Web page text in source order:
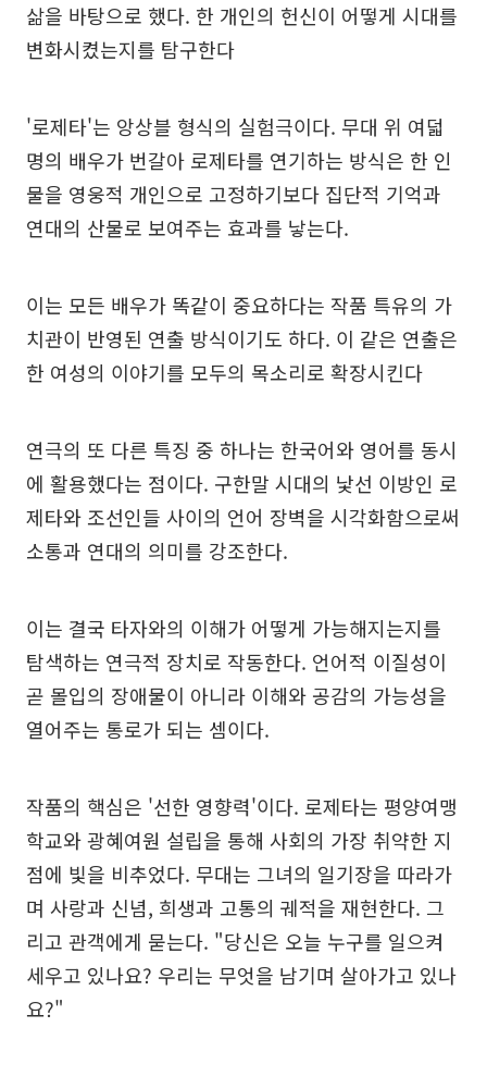
삶을 바탕으로 했다. 한 개인의 헌신이 어떻게 시대를
변화시켰는지를 탐구한다
'로제타'는 앙상블 형식의 실험극이다. 무대 위 여덟
명의 배우가 번갈아 로제타를 연기하는 방식은 한 인
물을 영웅적 개인으로 고정하기보다 집단적 기억과
연대의 산물로 보여주는 효과를 낳는다.
이는 모든 배우가 똑같이 중요하다는 작품 특유의 가
치관이 반영된 연출 방식이기도 하다. 이 같은 연출은
한 여성의 이야기를 모두의 목소리로 확장시킨다
연극의 또 다른 특징 중 하나는 한국어와 영어를 동시
에 활용했다는 점이다. 구한말 시대의 낯선 이방인 로
제타와 조선인들 사이의 언어 장벽을 시각화함으로써
소통과 연대의 의미를 강조한다.
이는 결국 타자와의 이해가 어떻게 가능해지는지를
탐색하는 연극적 장치로 작동한다. 언어적 이질성이
곧 몰입의 장애물이 아니라 이해와 공감의 가능성을
열어주는 통로가 되는 셈이다.
작품의 핵심은 '선한 영향력'이다. 로제타는 평양여맹
학교와 광혜여원 설립을 통해 사회의 가장 취약한 지
점에 빛을 비추었다. 무대는 그녀의 일기장을 따라가
며 사랑과 신념, 희생과 고통의 궤적을 재현한다. 그
리고 관객에게 묻는다. "당신은 오늘 누구를 일으켜
세우고 있나요? 우리는 무엇을 남기며 살아가고 있나
요?"